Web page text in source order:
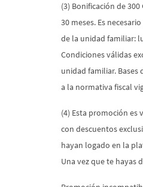
(3) Bonificación de
30 meses. Es
de la unidad familiar:
Condiciones válidas
unidad familiar.
a la normativa fiscal
(4) Esta promoción es
con descuentos
hayan logado en la
Una vez que te hayas